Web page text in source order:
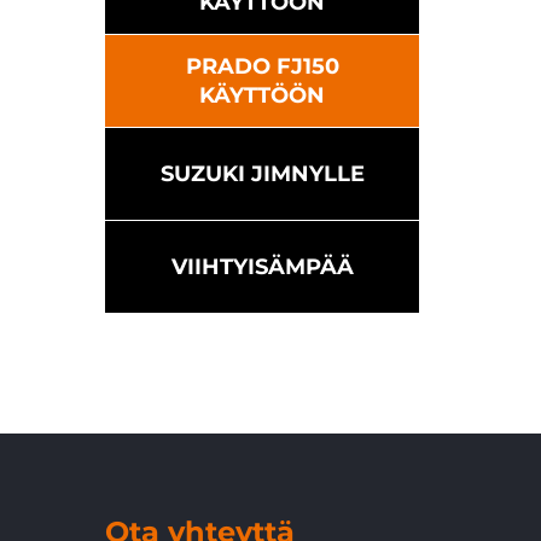
PRADO FJ150
KÄYTTÖÖN
SUZUKI JIMNYLLE
VIIHTYISÄMPÄÄ
Ota yhteyttä